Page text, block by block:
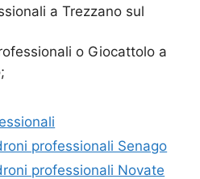
a Trezzano sul
o Giocattolo a
professionali Senago
professionali Novate